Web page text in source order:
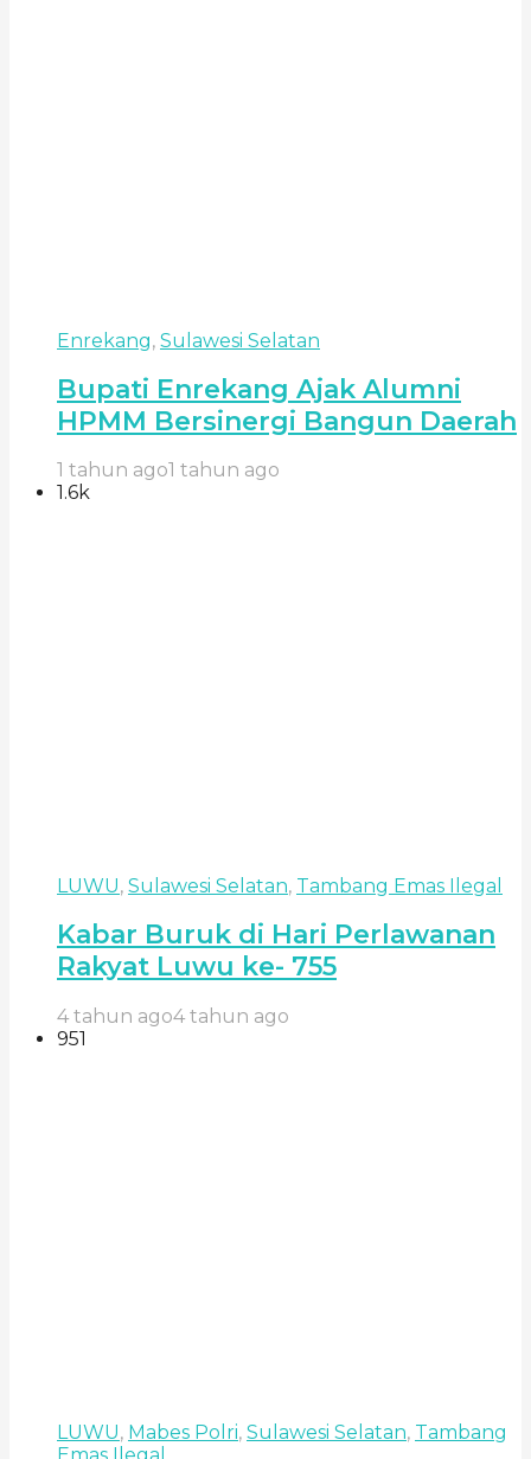
Enrekang, Sulawesi Selatan
Bupati Enrekang Ajak Alumni
HPMM Bersinergi Bangun Daerah
1 tahun ago1 tahun ago
1.6k
LUWU, Sulawesi Selatan, Tambang Emas Ilegal
Kabar Buruk di Hari Perlawanan
Rakyat Luwu ke- 755
4 tahun ago4 tahun ago
951
LUWU, Mabes Polri, Sulawesi Selatan, Tambang
Emas Ilegal